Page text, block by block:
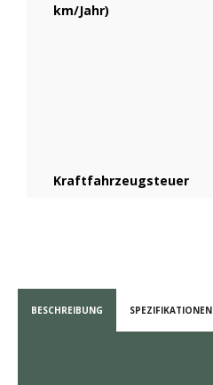
km/Jahr)
Kraftfahrzeugsteuer
BESCHREIBUNG SPEZIFIKATIONEN